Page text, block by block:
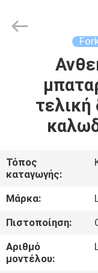
ΑΡΧΙΚΉ
ΣΕΛΊΔΑ
ΠΡΟΪΌΝΤΑ
ΣΧΕΤΙΚΆ
ΜΕ
ΕΜΆΣ
ΓΎΡΟΣ
CO.,LIMITED.
τελική
Τόπος
καταγωγής:
Μάρκα:
Πιστοποίηση:
Αριθμό
μοντέλου: